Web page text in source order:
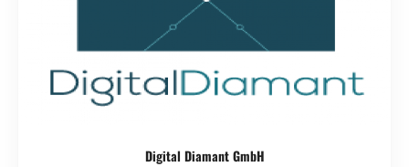
Digital Diamant GmbH